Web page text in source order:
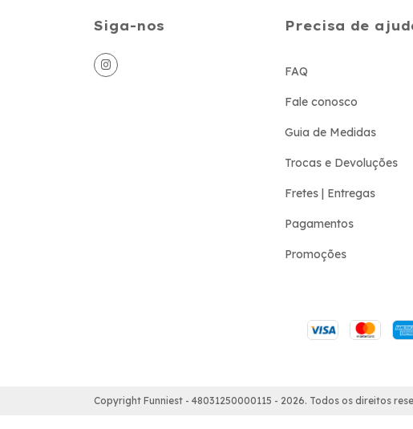
Siga-nos Precisa de
FAQ
Fale conosco
Guia de Medidas
Trocas e Devoluções
Fretes | Entregas
Pagamentos
Promoções
Copyright Funniest - 48031250000115 - 2026. Todos os direitos